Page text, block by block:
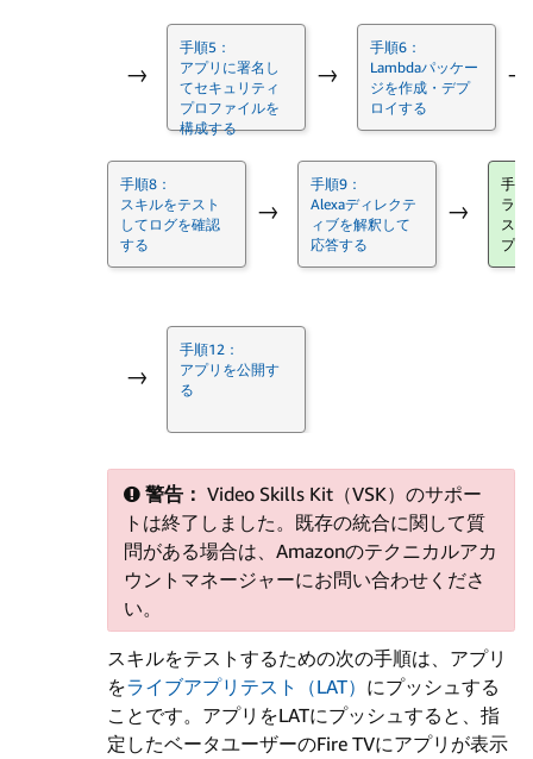
→
手順5：
アプリに署名し
てセキュリティ
プロファイルを
構成する
→
手順6：
Lambdaパッケー
ジを作成・デプ
ロイする
→
手順8：
スキルをテスト
してログを確認
する
→
手順9：
Alexaディレクテ
ィブを解釈して
応答する
→
手順
ラ
ス
プ
→
手順12：
アプリを公開す
る
警告： Video Skills Kit（VSK）のサポー
トは終了しました。既存の統合に関して質
問がある場合は、Amazonのテクニカルアカ
ウントマネージャーにお問い合わせくださ
い。
スキルをテストするための次の手順は、アプリ
をライブアプリテスト（LAT） にプッシュする
ことです。アプリをLATにプッシュすると、指
定したベータユーザーのFire TVにアプリが表示